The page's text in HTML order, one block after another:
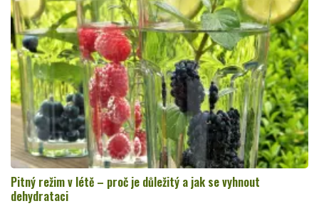
Pitný režim v létě – proč je důležitý a jak se vyhnout
dehydrataci